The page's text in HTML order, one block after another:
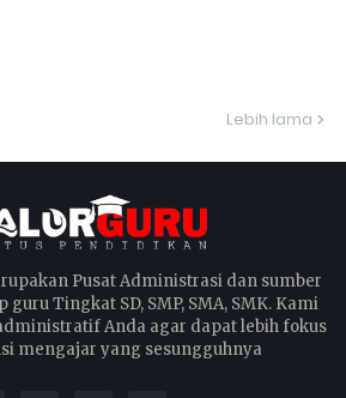
Lebih lama
Pusat Administrasi dan sumber
Tingkat SD, SMP, SMA, SMK. Kami
Anda agar dapat lebih fokus
mengajar yang sesungguhnya